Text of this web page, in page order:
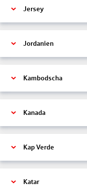
Jersey
Jordanien
Kambodscha
Kanada
Kap Verde
Katar